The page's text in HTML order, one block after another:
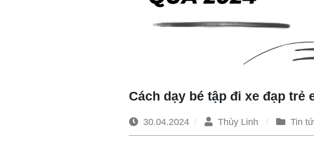
Cách dạy bé tập đi xe đạp trẻ
30.04.2024 Thùy Linh Tin